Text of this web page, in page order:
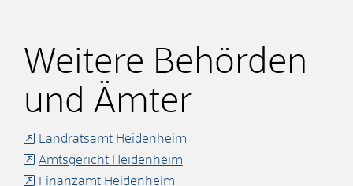
Weitere Behörden
und Ämter
Landratsamt Heidenheim
Amtsgericht Heidenheim
Finanzamt Heidenheim